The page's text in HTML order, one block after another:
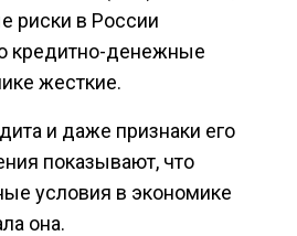
риски в России
кредитно-денежные
жесткие.
и даже признаки его
показывают, что
условия в экономике
она.